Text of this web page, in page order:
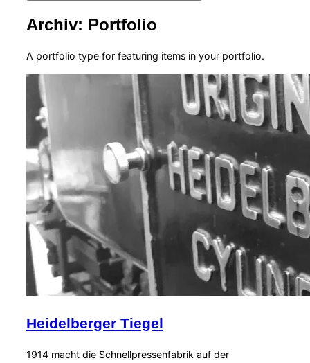
Archiv: Portfolio
A portfolio type for featuring items in your portfolio.
Heidelberger Tiegel
1914 macht die Schnellpressenfabrik auf der